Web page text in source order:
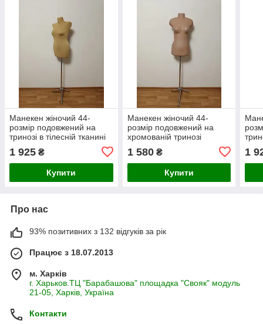
Манекен жіночий 44-
розмір подовжений на
тринозі в тілесній тканині
1 925 ₴
Купити
Манекен жіночий 44-
розмір подовжений на
хромованій тринозі
1 580₴
Купити
1
Про нас
93% позитивних з 132 відгуків за рік
Працює з 18.07.2013
м. Харків
г. Харьков.ТЦ "Барабашова" площадка "Свояк" модуль
21-05, Харків, Україна
Контакти